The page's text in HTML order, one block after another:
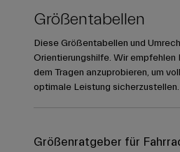
Größentabellen
Diese Größentabellen und
Orientierungshilfe. Wir empfehlen
dem Tragen anzuprobieren, um
optimale Leistung sicherzustellen.
Größenratgeber für